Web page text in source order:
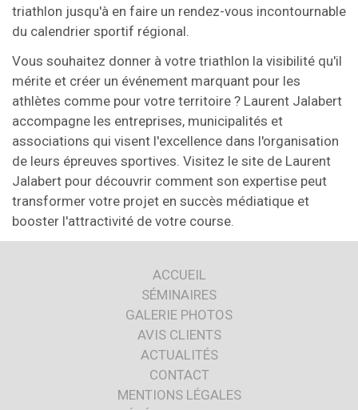
triathlon jusqu'à en faire un rendez-vous incontournable
du calendrier sportif régional.
Vous souhaitez donner à votre triathlon la visibilité qu'il
mérite et créer un événement marquant pour les
athlètes comme pour votre territoire ? Laurent Jalabert
accompagne les entreprises, municipalités et
associations qui visent l'excellence dans l'organisation
de leurs épreuves sportives. Visitez le site de Laurent
Jalabert pour découvrir comment son expertise peut
transformer votre projet en succès médiatique et
booster l'attractivité de votre course.
ACCUEIL
SÉMINAIRES
GALERIE PHOTOS
AVIS CLIENTS
ACTUALITÉS
CONTACT
MENTIONS LÉGALES